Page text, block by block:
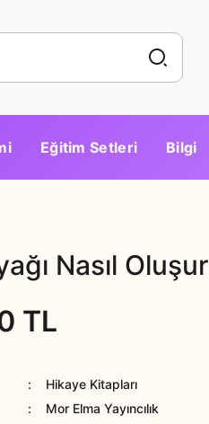
Eğitim Setleri Bilgi
Nasıl Oluşur
TL
Hikaye Kitapları
Mor Elma Yayıncılık